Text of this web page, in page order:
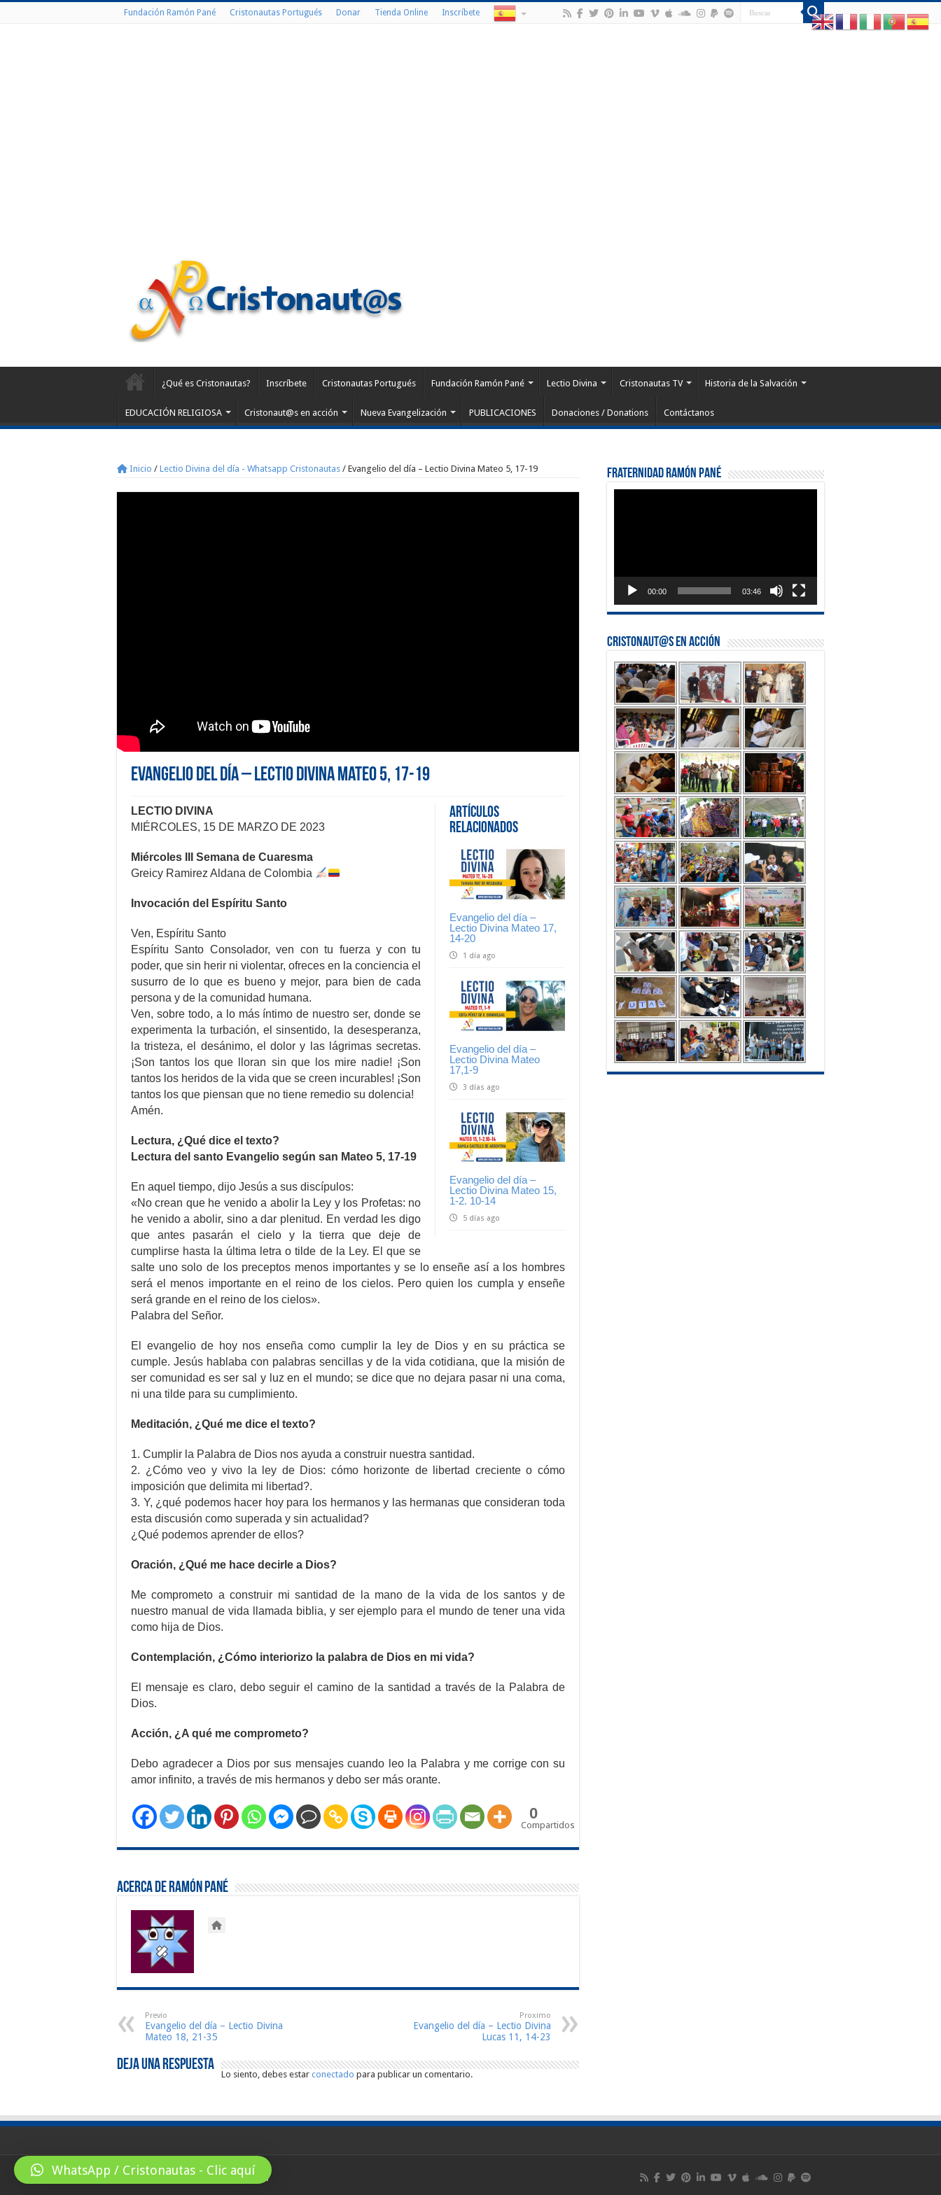
Fundación Ramón Pané Cristonautas Portugués Donar Tienda Online Inscríbete
¿Qué es Cristonautas? Inscríbete Cristonautas Portugués Fundación Ramón Pané Lectio Divina Cristonautas TV Historia de la Salvación
EDUCACIÓN RELIGIOSA Cristonaut@s en acción Nueva Evangelización PUBLICACIONES Donaciones / Donations Contáctanos
Inicio / Lectio Divina del día - Whatsapp Cristonautas / Evangelio del día – Lectio Divina Mateo 5, 17-19
Evangelio del día – Lectio Divina Mateo 5, 17-19
Artículos
Relacionados
Evangelio del día –
Lectio Divina Mateo 17,
14-20
1 día ago
Evangelio del día –
Lectio Divina Mateo
17,1-9
3 días ago
Evangelio del día –
Lectio Divina Mateo 15,
1-2. 10-14
5 días ago
LECTIO DIVINA
MIÉRCOLES, 15 DE MARZO DE 2023
Miércoles III Semana de Cuaresma
Greicy Ramirez Aldana de Colombia
Invocación del Espíritu Santo
Ven, Espíritu Santo
Espíritu Santo Consolador, ven con tu fuerza y con tu
poder, que sin herir ni violentar, ofreces en la conciencia el
susurro de lo que es bueno y mejor, para bien de cada
persona y de la comunidad humana.
Ven, sobre todo, a lo más íntimo de nuestro ser, donde se
experimenta la turbación, el sinsentido, la desesperanza,
la tristeza, el desánimo, el dolor y las lágrimas secretas.
¡Son tantos los que lloran sin que los mire nadie! ¡Son
tantos los heridos de la vida que se creen incurables! ¡Son
tantos los que piensan que no tiene remedio su dolencia!
Amén.
Lectura, ¿Qué dice el texto?
Lectura del santo Evangelio según san Mateo 5, 17-19
En aquel tiempo, dijo Jesús a sus discípulos:
«No crean que he venido a abolir la Ley y los Profetas: no
he venido a abolir, sino a dar plenitud. En verdad les digo
que antes pasarán el cielo y la tierra que deje de
cumplirse hasta la última letra o tilde de la Ley. El que se
salte uno solo de los preceptos menos importantes y se lo enseñe así a los hombres
será el menos importante en el reino de los cielos. Pero quien los cumpla y enseñe
será grande en el reino de los cielos».
Palabra del Señor.
El evangelio de hoy nos enseña como cumplir la ley de Dios y en su práctica se
cumple. Jesús hablaba con palabras sencillas y de la vida cotidiana, que la misión de
ser comunidad es ser sal y luz en el mundo; se dice que no dejara pasar ni una coma,
ni una tilde para su cumplimiento.
Meditación, ¿Qué me dice el texto?
1. Cumplir la Palabra de Dios nos ayuda a construir nuestra santidad.
2. ¿Cómo veo y vivo la ley de Dios: cómo horizonte de libertad creciente o cómo
imposición que delimita mi libertad?.
3. Y, ¿qué podemos hacer hoy para los hermanos y las hermanas que consideran toda
esta discusión como superada y sin actualidad?
¿Qué podemos aprender de ellos?
Oración, ¿Qué me hace decirle a Dios?
Me comprometo a construir mi santidad de la mano de la vida de los santos y de
nuestro manual de vida llamada biblia, y ser ejemplo para el mundo de tener una vida
como hija de Dios.
Contemplación, ¿Cómo interiorizo la palabra de Dios en mi vida?
El mensaje es claro, debo seguir el camino de la santidad a través de la Palabra de
Dios.
Acción, ¿A qué me comprometo?
Debo agradecer a Dios por sus mensajes cuando leo la Palabra y me corrige con su
amor infinito, a través de mis hermanos y debo ser más orante.
0
Compartidos
Acerca de Ramón Pané
Previo
Evangelio del día – Lectio Divina
Mateo 18, 21-35
Proximo
Evangelio del día – Lectio Divina
Lucas 11, 14-23
Deja una respuesta
Lo siento, debes estar conectado para publicar un comentario.
Fraternidad Ramón Pané
00:00 03:46
Cristonaut@s en Acción
© Copyright 2026, All Rights Reserved
WhatsApp / Cristonautas - Clic aquí